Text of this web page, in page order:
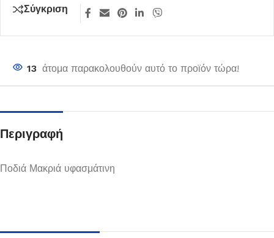
Σύγκριση
13 άτομα παρακολουθούν αυτό το προϊόν τώρα!
Περιγραφή
Ποδιά Μακριά υφασμάτινη